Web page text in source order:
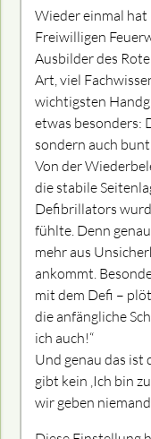
Wieder einmal
Freiwilligen
Ausbilder des
Art, viel
wichtigsten
etwas besonders:
sondern auch
Von der
die stabile
Defibrillators
fühlte. Denn
mehr aus
ankommt.
mit dem Defi –
die anfängliche
ich auch!“
Und genau das ist
gibt kein ‚Ich bin
wir geben